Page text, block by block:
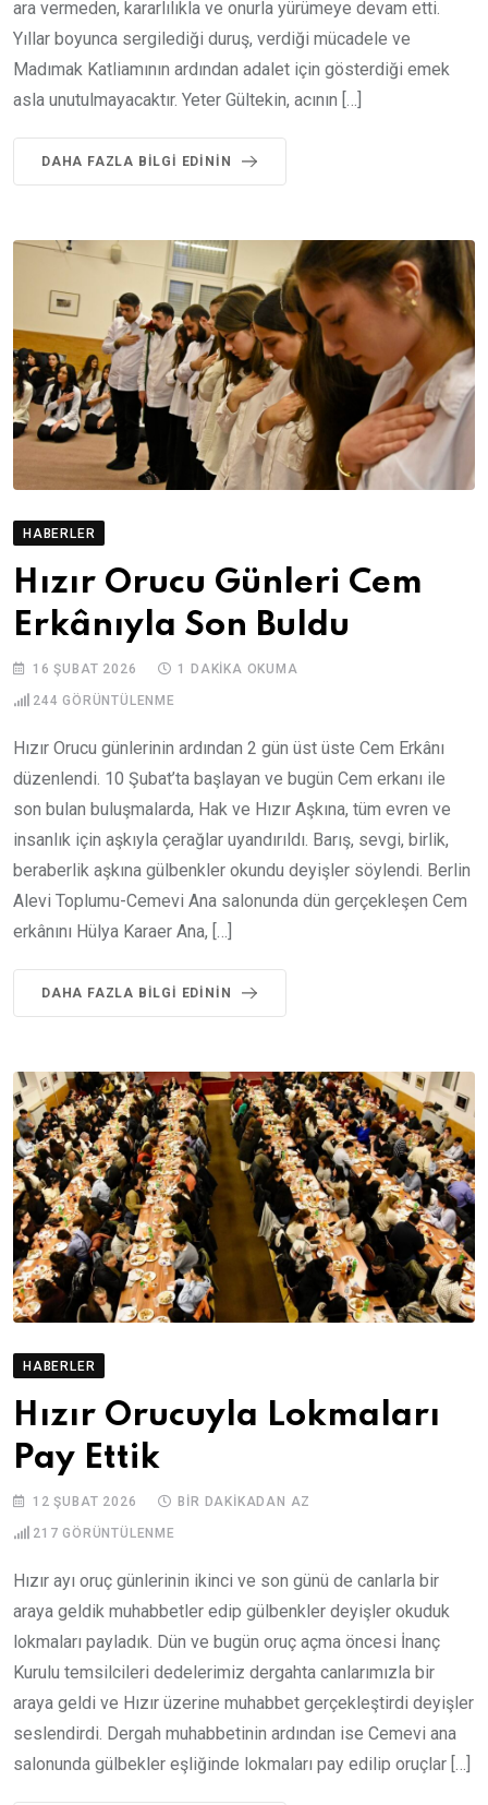
ara vermeden, kararlılıkla ve onurla yürümeye devam etti.
Yıllar boyunca sergilediği duruş, verdiği mücadele ve
Madımak Katliamının ardından adalet için gösterdiği emek
asla unutulmayacaktır. Yeter Gültekin, acının […]
DAHA FAZLA BILGI EDININ
HABERLER
Hızır Orucu Günleri Cem
Erkânıyla Son Buldu
16 ŞUBAT 2026 1 DAKIKA OKUMA
244 GÖRÜNTÜLENME
Hızır Orucu günlerinin ardından 2 gün üst üste Cem Erkânı
düzenlendi. 10 Şubat’ta başlayan ve bugün Cem erkanı ile
son bulan buluşmalarda, Hak ve Hızır Aşkına, tüm evren ve
insanlık için aşkıyla çerağlar uyandırıldı. Barış, sevgi, birlik,
beraberlik aşkına gülbenkler okundu deyişler söylendi. Berlin
Alevi Toplumu-Cemevi Ana salonunda dün gerçekleşen Cem
erkânını Hülya Karaer Ana, […]
DAHA FAZLA BILGI EDININ
HABERLER
Hızır Orucuyla Lokmaları
Pay Ettik
12 ŞUBAT 2026 BIR DAKIKADAN AZ
217 GÖRÜNTÜLENME
Hızır ayı oruç günlerinin ikinci ve son günü de canlarla bir
araya geldik muhabbetler edip gülbenkler deyişler okuduk
lokmaları payladık. Dün ve bugün oruç açma öncesi İnanç
Kurulu temsilcileri dedelerimiz dergahta canlarımızla bir
araya geldi ve Hızır üzerine muhabbet gerçekleştirdi deyişler
seslendirdi. Dergah muhabbetinin ardından ise Cemevi ana
salonunda gülbekler eşliğinde lokmaları pay edilip oruçlar […]